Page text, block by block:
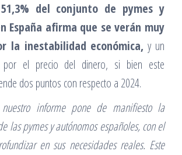
del conjunto de pymes y
España afirma que se verán muy
la inestabilidad económica, y un
por el precio del dinero, si bien este
dos puntos con respecto a 2024.
informe pone de manifiesto la
las pymes y autónomos españoles, con el
en sus necesidades reales. Este